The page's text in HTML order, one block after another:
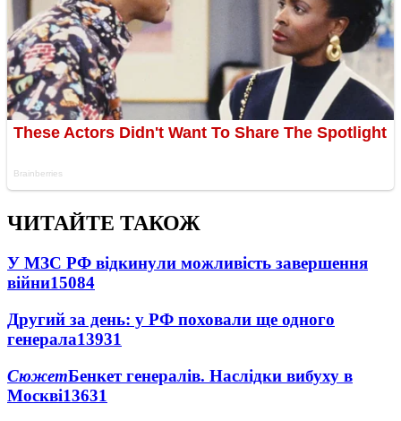
ЧИТАЙТЕ ТАКОЖ
У МЗС РФ відкинули можливість завершення
війни15084
Другий за день: у РФ поховали ще одного
генерала13931
СюжетБенкет генералів. Наслідки вибуху в
Москві13631